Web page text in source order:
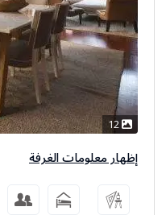
إظهار معلومات الغرفة